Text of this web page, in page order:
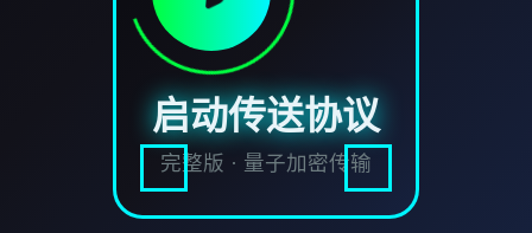
启动传送协议
完整版 · 量子加密传输